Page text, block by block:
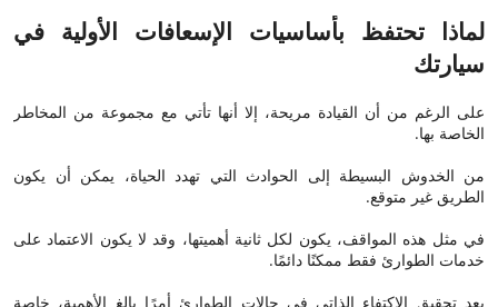
لماذا تحتفظ بأساسيات الإسعافات الأولية في
سيارتك
على الرغم من أن القيادة مريحة، إلا أنها تأتي مع مجموعة من المخاطر
الخاصة بها.
من الخدوش البسيطة إلى الحوادث التي تهدد الحياة، يمكن أن يكون
الطريق غير متوقع.
في مثل هذه المواقف، يكون لكل ثانية أهميتها، وقد لا يكون الاعتماد على
خدمات الطوارئ فقط ممكنًا دائمًا.
يعد تحقيق الاكتفاء الذاتي في حالات الطوارئ أمرًا بالغ الأهمية، خاصة